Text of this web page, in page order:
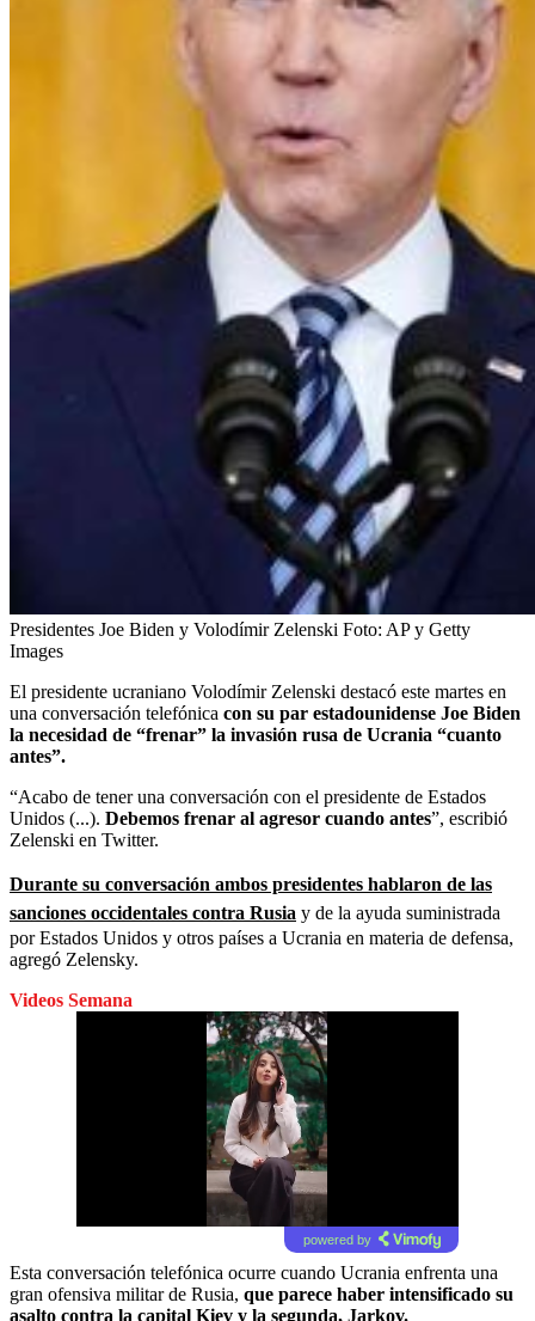
Presidentes Joe Biden y Volodímir Zelenski Foto: AP y Getty
Images
El presidente ucraniano Volodímir Zelenski destacó este martes en
una conversación telefónica con su par estadounidense Joe Biden
la necesidad de “frenar” la invasión rusa de Ucrania “cuanto
antes”.
“Acabo de tener una conversación con el presidente de Estados
Unidos (...). Debemos frenar al agresor cuando antes”, escribió
Zelenski en Twitter.
Durante su conversación ambos presidentes hablaron de las
sanciones occidentales contra Rusia y de la ayuda suministrada
por Estados Unidos y otros países a Ucrania en materia de defensa,
agregó Zelensky.
Videos Semana
powered by
Esta conversación telefónica ocurre cuando Ucrania enfrenta una
gran ofensiva militar de Rusia, que parece haber intensificado su
asalto contra la capital Kiev y la segunda, Jarkov.